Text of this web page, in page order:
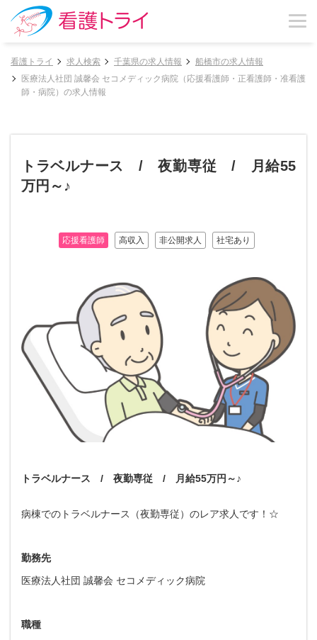
看護トライ 求人検索 千葉県の求人情報
船橋市の求人情報
医療法人社団 誠馨会 セコメディック病院（応援看護師・正看護師・准看護
師・病院）の求人情報
トラベルナース / 夜勤専従 / 月給55
万円～♪
応援看護師 高収入 非公開求人 社宅あり
トラベルナース / 夜勤専従 / 月給55万円～♪
病棟でのトラベルナース（夜勤専従）のレア求人です！☆
勤務先
医療法人社団 誠馨会 セコメディック病院
職種